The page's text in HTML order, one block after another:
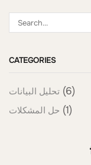
CATEGORIES
تحليل البيانات (6)
حل المشكلات (1)